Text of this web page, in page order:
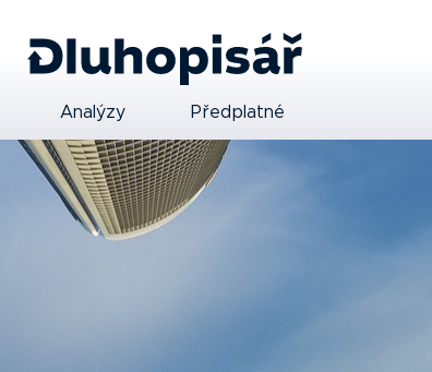
Analýzy Předplatné